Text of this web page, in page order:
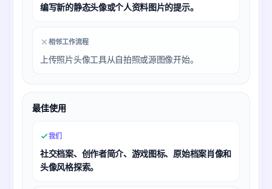
编写新的静态头像或个人资料图片的提示。
相邻工作流程
上传照片头像工具从自拍照或源图像开始。
最佳使用
我们
社交档案、创作者简介、游戏图标、原始档案肖像和
头像风格探索。